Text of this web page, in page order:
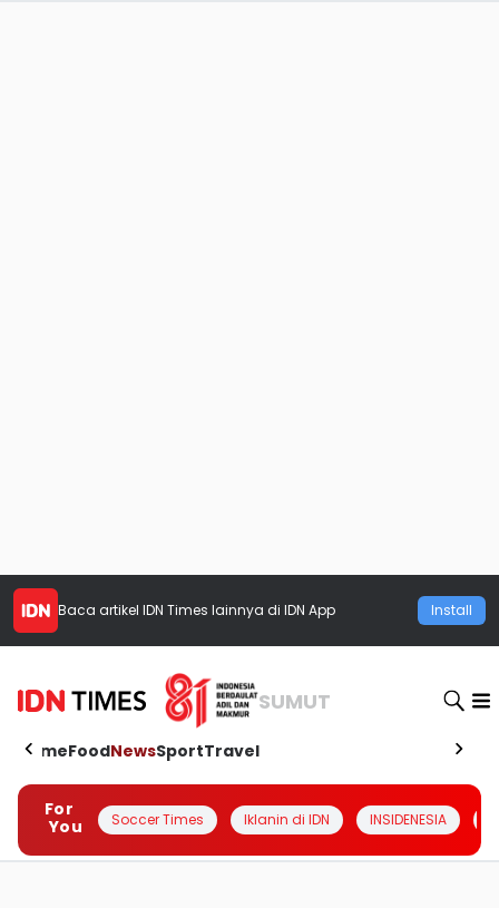
Baca artikel IDN Times lainnya di IDN App Install
SUMUT
HomeFoodNewsSportTravel
For
You
Soccer Times Iklanin di IDN INSIDENESIA